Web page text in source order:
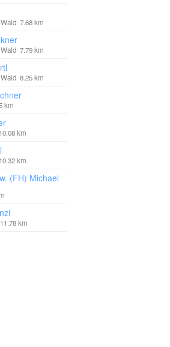
7.68 km
7.79 km
8.25 km
km
km
km
(FH) Michael
km